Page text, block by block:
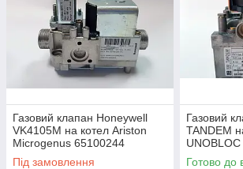
Газовий клапан Honeywell
VK4105M на котел Ariston
Microgenus 65100244
Під замовлення
Газовий
TANDEM
997343
Готово до